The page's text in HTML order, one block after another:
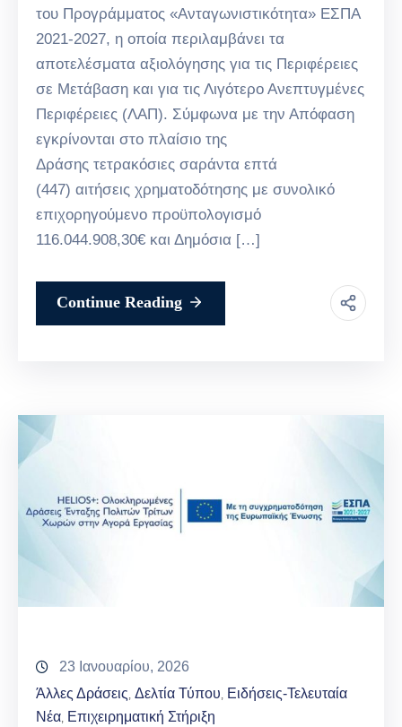
του Προγράμματος «Ανταγωνιστικότητα» ΕΣΠΑ
2021-2027, η οποία περιλαμβάνει τα
αποτελέσματα αξιολόγησης για τις Περιφέρειες
σε Μετάβαση και για τις Λιγότερο Ανεπτυγμένες
Περιφέρειες (ΛΑΠ). Σύμφωνα με την Απόφαση
εγκρίνονται στο πλαίσιο της
Δράσης τετρακόσιες σαράντα επτά
(447) αιτήσεις χρηματοδότησης με συνολικό
επιχορηγούμενο προϋπολογισμό
116.044.908,30€ και Δημόσια […]
Continue Reading
23 Ιανουαρίου, 2026
Άλλες Δράσεις Δελτία Τύπου Ειδήσεις-Τελευταία
Νέα Επιχειρηματική Στήριξη